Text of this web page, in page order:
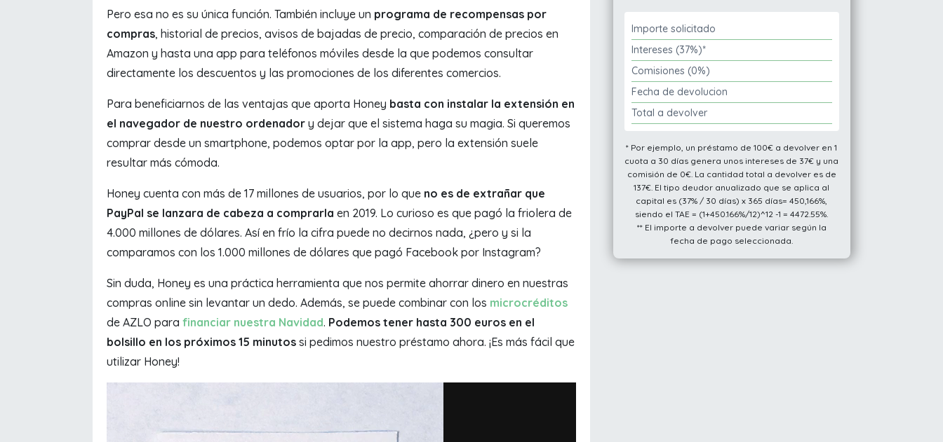
Pero esa no es su única función. También incluye un programa de recompensas por
compras, historial de precios, avisos de bajadas de precio, comparación de precios en
Amazon y hasta una app para teléfonos móviles desde la que podemos consultar
directamente los descuentos y las promociones de los diferentes comercios.
Para beneficiarnos de las ventajas que aporta Honey basta con instalar la extensión en
el navegador de nuestro ordenador y dejar que el sistema haga su magia. Si queremos
comprar desde un smartphone, podemos optar por la app, pero la extensión suele
resultar más cómoda.
Honey cuenta con más de 17 millones de usuarios, por lo que no es de extrañar que
PayPal se lanzara de cabeza a comprarla en 2019. Lo curioso es que pagó la friolera de
4.000 millones de dólares. Así en frío la cifra puede no decirnos nada, ¿pero y si la
comparamos con los 1.000 millones de dólares que pagó Facebook por Instagram?
Sin duda, Honey es una práctica herramienta que nos permite ahorrar dinero en nuestras
compras online sin levantar un dedo. Además, se puede combinar con los microcréditos
de AZLO para financiar nuestra Navidad. Podemos tener hasta 300 euros en el
bolsillo en los próximos 15 minutos si pedimos nuestro préstamo ahora. ¡Es más fácil que
utilizar Honey!
Importe solicitado
Intereses (37%)*
Comisiones (0%)
Fecha de devolucion
Total a devolver
* Por ejemplo, un préstamo de 100€ a devolver en 1
cuota a 30 días genera unos intereses de 37€ y una
comisión de 0€. La cantidad total a devolver es de
137€. El tipo deudor anualizado que se aplica al
capital es (37% / 30 días) x 365 días= 450,166%,
siendo el TAE = (1+450.166%/12)^12 -1 = 4472.55%.
** El importe a devolver puede variar según la
fecha de pago seleccionada.